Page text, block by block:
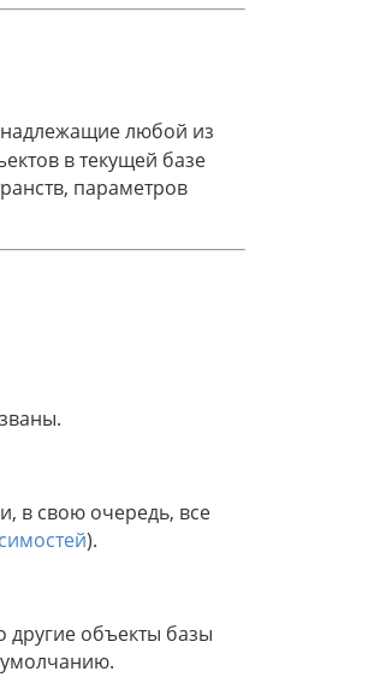
любой из
в текущей базе
параметров
в свою очередь, все
).
другие объекты базы
умолчанию.